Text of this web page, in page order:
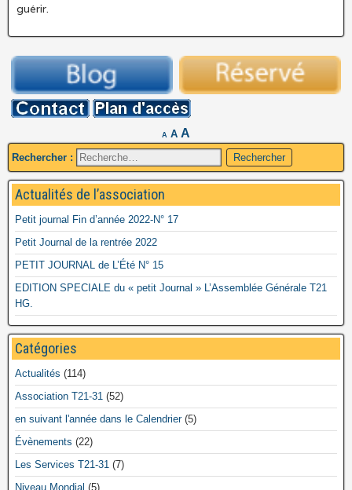
guérir.
A A A
Rechercher :
Actualités de l’association
Petit journal Fin d’année 2022-N° 17
Petit Journal de la rentrée 2022
PETIT JOURNAL de L’Été N° 15
EDITION SPECIALE du « petit Journal » L’Assemblée Générale T21
HG.
Catégories
Actualités (114)
Association T21-31 (52)
en suivant l'année dans le Calendrier(5)
Évènements (22)
Les Services T21-31 (7)
Niveau Mondial (5)